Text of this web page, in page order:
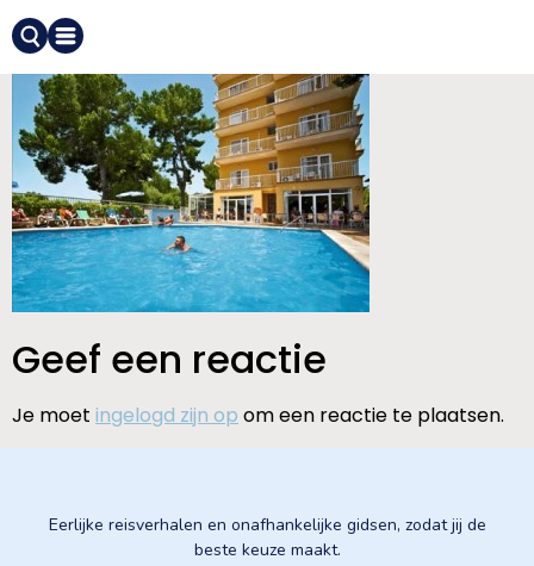
Geef een reactie
Je moet ingelogd zijn op om een reactie te plaatsen.
Eerlijke reisverhalen en onafhankelijke gidsen, zodat jij de
beste keuze maakt.